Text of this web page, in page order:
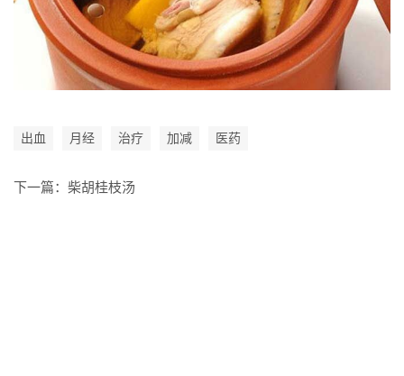
出血 月经 治疗 加减 医药
下一篇： 柴胡桂枝汤